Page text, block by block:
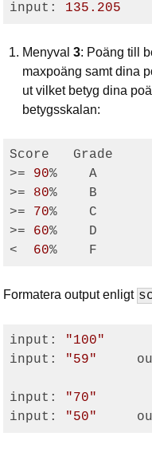
input: 135.205
Menyval3: Poäng till
maxpoäng samt dina
ut vilket betyg dina
betygsskalan:
Score   Grade
>= 90%    A
>= 80%    B
>= 70%    C
>= 60%    D
< 60
Formatera output enligt
input:
"100"
input:
"59"
input:
"70"
input:
"50"